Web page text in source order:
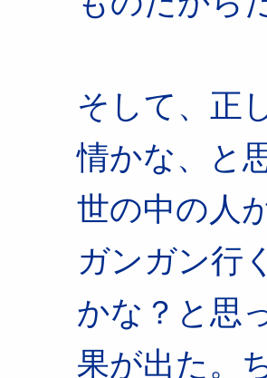
そして、正
情かな、と
世の中の人
ガンガン行
かな？と思
果が出た。